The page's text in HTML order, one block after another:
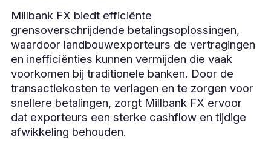
Millbank FX biedt efficiënte
grensoverschrijdende betalingsoplossingen,
waardoor landbouwexporteurs de vertragingen
en inefficiënties kunnen vermijden die vaak
voorkomen bij traditionele banken. Door de
transactiekosten te verlagen en te zorgen voor
snellere betalingen, zorgt Millbank FX ervoor
dat exporteurs een sterke cashflow en tijdige
afwikkeling behouden.